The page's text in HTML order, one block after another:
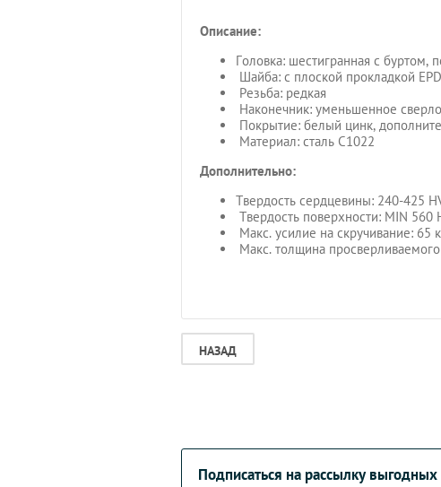
Описание:
Головка: шестигранная с
Шайба: с плоской прокладкой
Резьба: редкая
Наконечник: уменьшенное сверло
Покрытие: белый цинк,
Материал: сталь С1022
Дополнительно:
Твердость сердцевины: 240-425
Твердость поверхности: MIN 560
Макс. усилие на скручивание: 65
Макс. толщина
НАЗАД
Подписаться на рассылку